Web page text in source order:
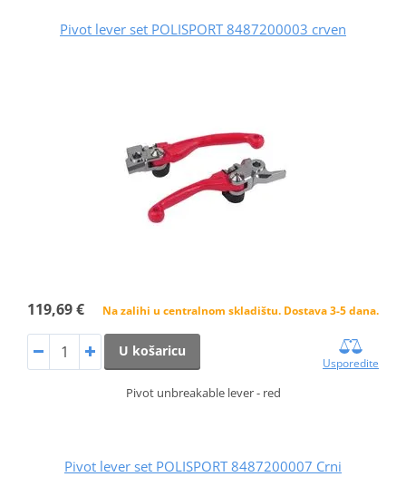
Pivot lever set POLISPORT 8487200003 crven
119,69 € Na zalihi u centralnom skladištu. Dostava 3-5 dana.
U košaricu
Usporedite
Pivot unbreakable lever - red
Pivot lever set POLISPORT 8487200007 Crni